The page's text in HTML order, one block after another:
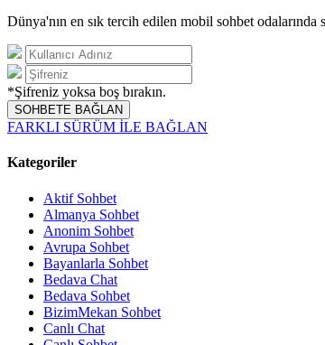
Dünya'nın en sık tercih edilen mobil sohbet odalarında
*Şifreniz yoksa boş bırakın.
SOHBETE BAĞLAN
FARKLI SÜRÜM İLE BAĞLAN
Kategoriler
Aktif Sohbet
Almanya Sohbet
Anonim Sohbet
Avrupa Sohbet
Bayanlarla Sohbet
Bedava Chat
Bedava Sohbet
BizimMekan Sohbet
Canlı Chat